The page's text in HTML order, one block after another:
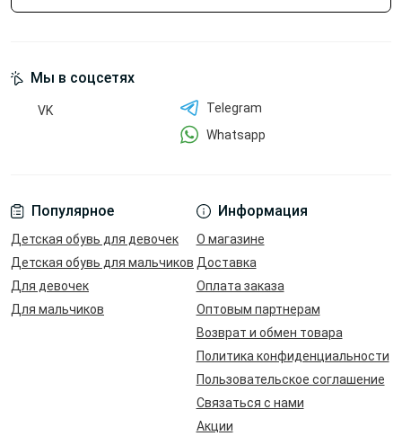
Популярное
Детская обувь для девочек
Детская обувь для мальчиков
Для девочек
Для мальчиков
Информация
О магазине
Доставка
Оплата заказа
Оптовым партнерам
Возврат и обмен товара
Политика конфиденциальности
Пользовательское соглашение
Связаться с нами
Акции
Мы в соцсетях
VK
Telegram
Whatsapp